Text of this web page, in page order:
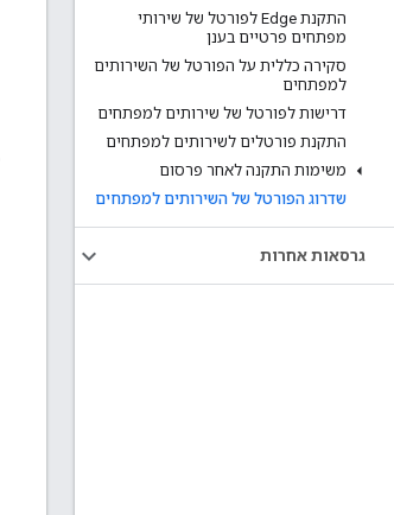
התקנת Edge לפורטל של שירותי
מפתחים פרטיים בענן
סקירה כללית על הפורטל של השירותים
למפתחים
דרישות לפורטל של שירותים למפתחים
התקנת פורטלים לשירותים למפתחים
משימות התקנה לאחר פרסום
שדרוג הפורטל של השירותים למפתחים
גרסאות אחרות